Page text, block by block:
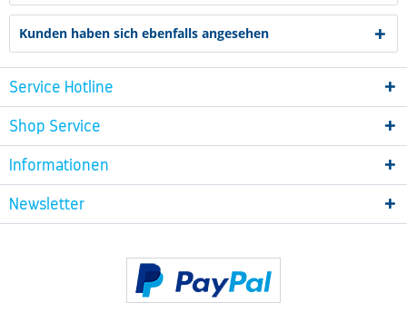
Kunden haben sich ebenfalls angesehen
Service Hotline
Shop Service
Informationen
Newsletter